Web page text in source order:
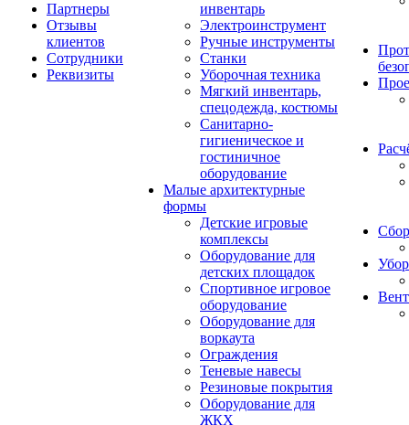
Партнеры
Отзывы
клиентов
Сотрудники
Реквизиты
инвентарь
Электроинструмент
Ручные инструменты
Станки
Уборочная техника
Мягкий инвентарь,
спецодежда, костюмы
Санитарно-
гигиеническое и
гостиничное
оборудование
Малые архитектурные
формы
Детские игровые
комплексы
Оборудование для
детских площадок
Спортивное игровое
оборудование
Оборудование для
воркаута
Ограждения
Теневые навесы
Резиновые покрытия
Оборудование для
ЖКХ